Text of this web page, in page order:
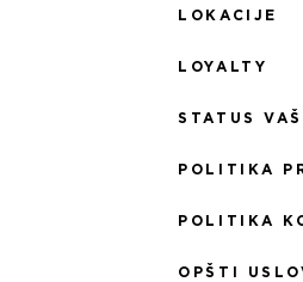
LOKACIJE
LOYALTY
STATUS
POLITIKA
POLITIKA
OPŠTI